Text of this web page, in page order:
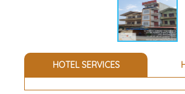
HOTEL SERVICES